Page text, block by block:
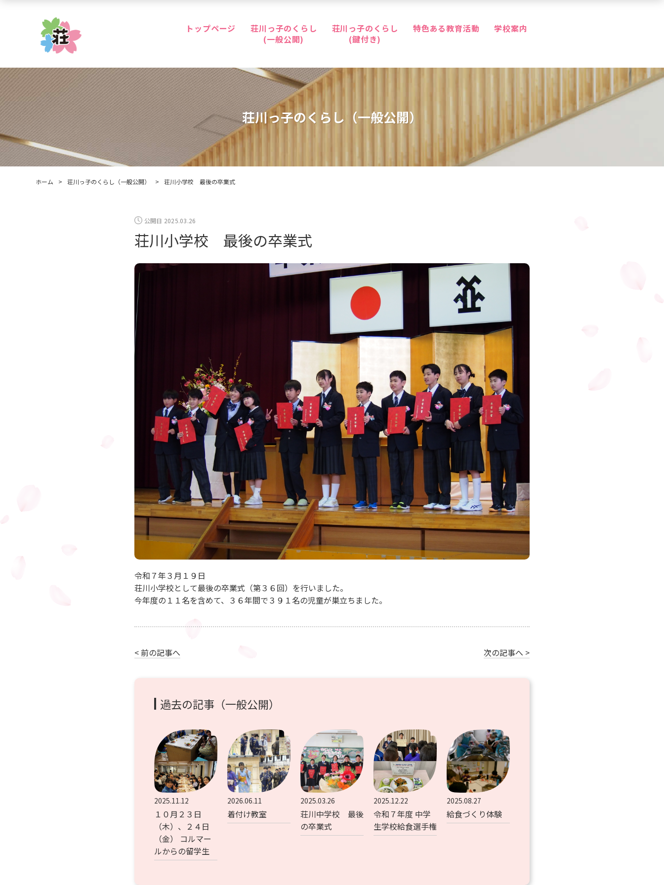
トップページ
荘川っ子のくらし
(一般公開)
荘川っ子のくらし
(鍵付き)
特色ある教育活動 学校案内
荘川っ子のくらし （一般公開）
ホーム > 荘川っ子のくらし（一般公開） > 荘川小学校 最後の卒業式
公開日 2025.03.26
荘川小学校 最後の卒業式
令和７年３月１９日
荘川小学校として最後の卒業式（第３６回）を行いました。
今年度の１１名を含めて、３６年間で３９１名の児童が巣立ちました。
< 前の記事へ 次の記事へ >
過去の記事（一般公開）
2025.11.12
１０月２３日
（木）、２４日
（金） コルマー
ルからの留学生
2026.06.11
着付け教室
2025.03.26
荘川中学校 最後
の卒業式
2025.12.22
令和７年度 中学
生学校給食選手権
2025.08.27
給食づくり体験